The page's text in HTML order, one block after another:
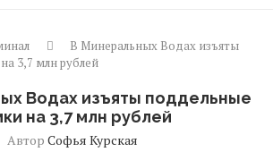
В Минеральных Водах изъяты
3,7 млн рублей
Водах изъяты поддельные
на 3,7 млн рублей
Автор Софья Курская